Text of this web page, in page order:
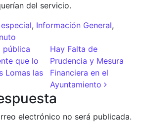
del servicio.
, Información General,
de entradas
pública
que lo
Lomas las
Hay Falta de
Prudencia y Mesura
Financiera en el
Ayuntamiento
electrónico no será publicada.